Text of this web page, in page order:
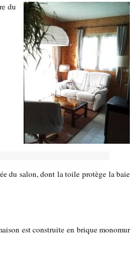
du
du salon, dont la toile protège la baie
est construite en brique monomur